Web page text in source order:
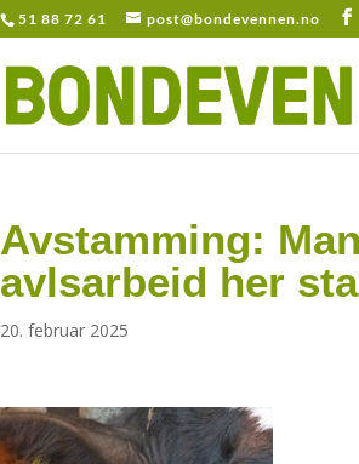
51 88 72 61 post@bondevennen.no
Avstamming:
avlsarbeid her
20. februar 2025